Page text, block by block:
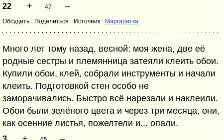
22 + 47 –
Обсудить Поделиться Источник Маргаритка
Много лет тому назад, весной: моя жена, две её
родные сестры и племянница затеяли клеить обои.
Купили обои, клей, собрали инструменты и начали
клеить. Подготовкой стен особо не
заморачивались. Быстро всё нарезали и наклеили.
Обои были зелёного цвета и через три месяца, они,
как осенние листья, пожелтели и... опали.